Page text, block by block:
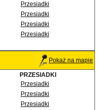
Przesiadki
Przesiadki
Przesiadki
Przesiadki
Pokaż na mapie
PRZESIADKI
Przesiadki
Przesiadki
Przesiadki